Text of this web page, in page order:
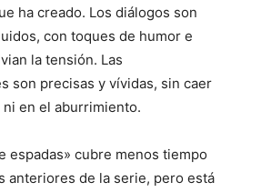
ha creado. Los diálogos son
con toques de humor e
la tensión. Las
son precisas y vívidas, sin caer
en el aburrimiento.
espadas» cubre menos tiempo
anteriores de la serie, pero está